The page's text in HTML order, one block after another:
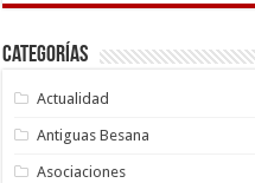
Categorías
Actualidad
Antiguas Besana
Asociaciones